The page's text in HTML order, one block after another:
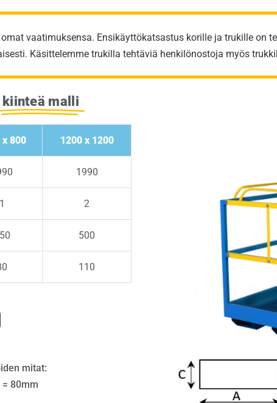
vaatimuksensa. Ensikäyttökatsastus korille ja trukille on
Käsittelemme trukilla tehtäviä henkilönostoja myös
kiinteä malli
x 800 1200 x 1200
1990
1 2
500
110
mitat:
= 80mm